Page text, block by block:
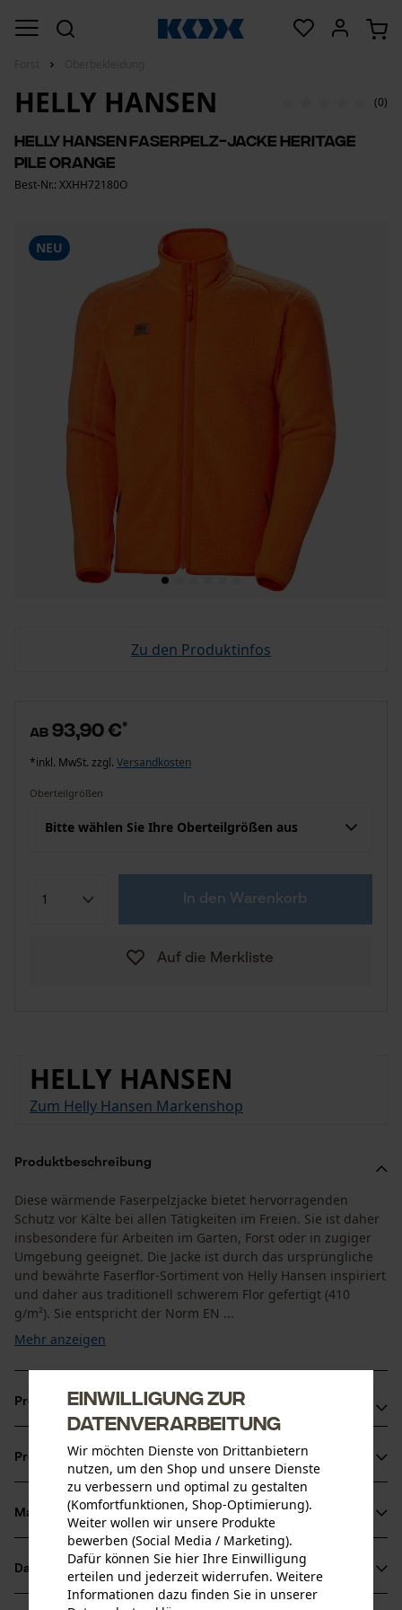
NEU
HELLY HANSEN (0)
Helly Hansen Faserpelz-Jacke Heritage
Pile Orange
Best-Nr.: XXHH72180O
Zu den Produktinfos
ab 93,90 €*
*inkl. MwSt. zzgl. Versandkosten
Oberteilgrößen
Bitte wählen Sie Ihre Oberteilgrößen aus
In den Warenkorb
Auf die Merkliste
HELLY HANSEN
Zum Helly Hansen Markenshop
Produktbeschreibung
Diese wärmende Faserpelzjacke bietet hervorragenden
Schutz vor Kälte bei allen Tätigkeiten im Freien. Sie ist daher
insbesondere für Arbeiten im Garten, Forst oder in zugiger
Umgebung geeignet. Die Jacke ist durch das ursprüngliche
und bewährte Faserflor-Sortiment von Helly Hansen inspiriert
und daher aus traditionell schwerem Flor gefertigt (410
g/m²). Sie entspricht der Norm EN ...
Mehr anzeigen
Produktvorteile
Entspricht Kälteschutznorm EN 14058: 2017: 2
Hauptmaterial aus 100 % recyceltem Flor
Produktinformationen
Produktdetails
Ärmeltyp
Langarm
Material & Pflege
Material
Datenblätter
Produktsicherheitsdatenblatt (PDF)
Einwilligung zur
Datenverarbeitung
Wir möchten Dienste von Drittanbietern
nutzen, um den Shop und unsere Dienste
zu verbessern und optimal zu gestalten
(Komfortfunktionen, Shop-Optimierung).
Weiter wollen wir unsere Produkte
bewerben (Social Media / Marketing).
Dafür können Sie hier Ihre Einwilligung
erteilen und jederzeit widerrufen. Weitere
Informationen dazu finden Sie in unserer